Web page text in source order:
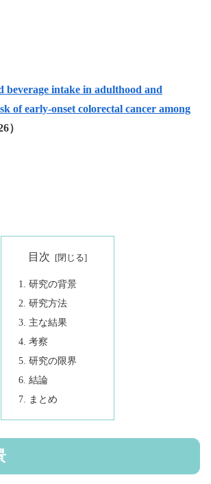
beverage intake in adulthood and
of early-onset colorectal cancer among
）
目次
研究の背景
研究方法
主な結果
考察
研究の限界
結論
まとめ